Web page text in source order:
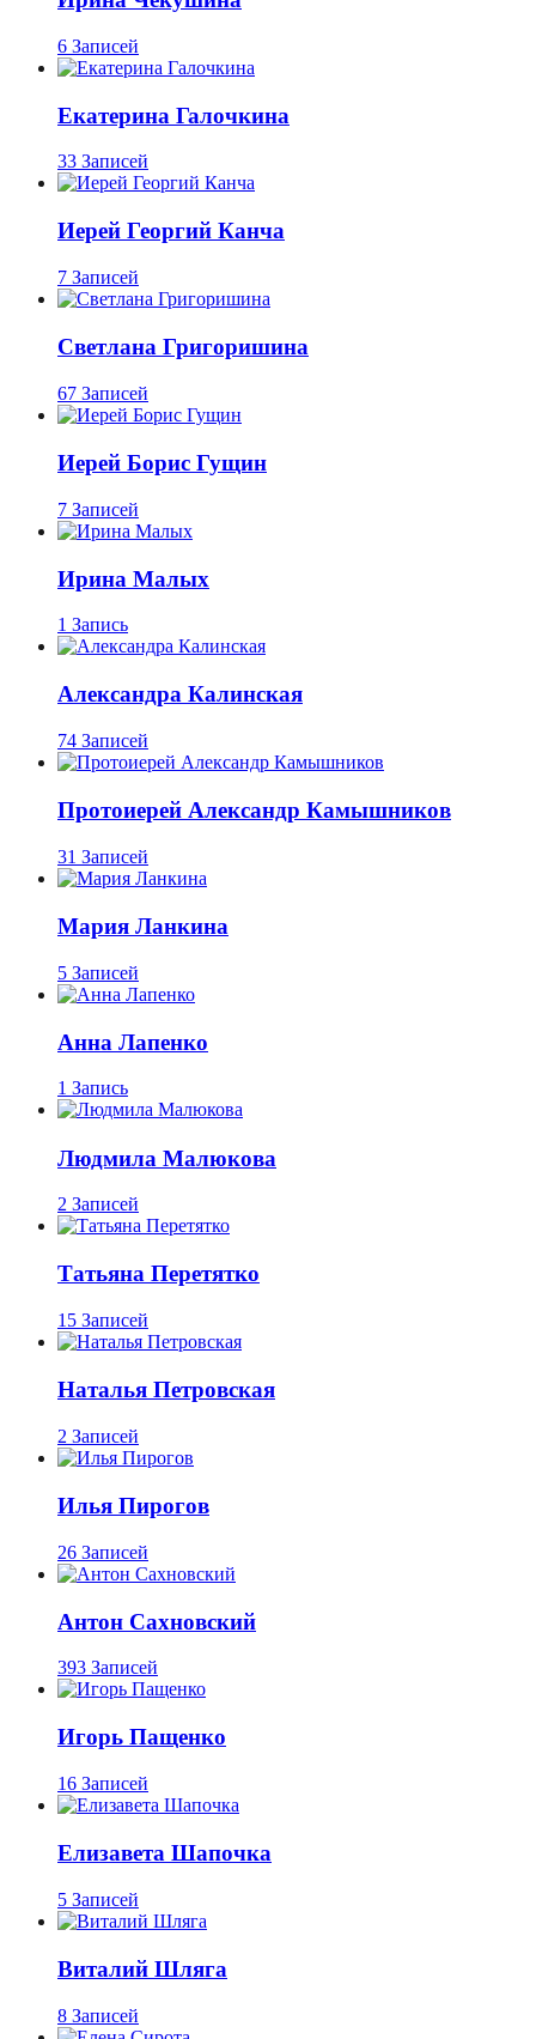
6 Записей
Екатерина Галочкина
33 Записей
Иерей Георгий Канча
7 Записей
Светлана Григоришина
67 Записей
Иерей Борис Гущин
7 Записей
Ирина Малых
1 Запись
Александра Калинская
74 Записей
Протоиерей Александр Камышников
31 Записей
Мария Ланкина
5 Записей
Анна Лапенко
1 Запись
Людмила Малюкова
2 Записей
Татьяна Перетятко
15 Записей
Наталья Петровская
2 Записей
Илья Пирогов
26 Записей
Антон Сахновский
393 Записей
Игорь Пащенко
16 Записей
Елизавета Шапочка
5 Записей
Виталий Шляга
8 Записей